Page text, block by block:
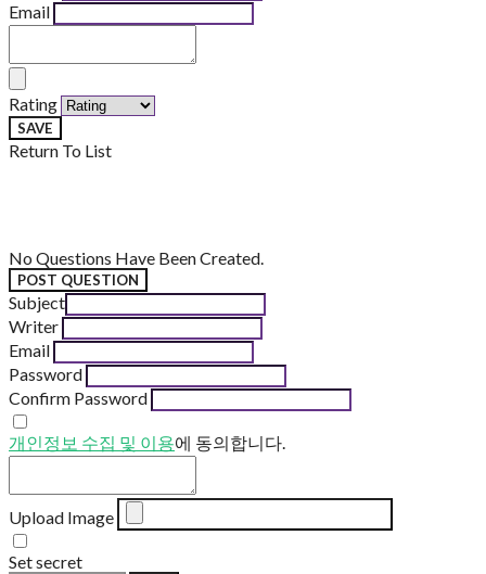
Email
Rating
SAVE
Return To List
No Questions Have Been Created.
POST QUESTION
Subject
Writer
Email
Password
Confirm Password
개인정보 수집 및 이용에 동의합니다.
Upload Image
Set secret